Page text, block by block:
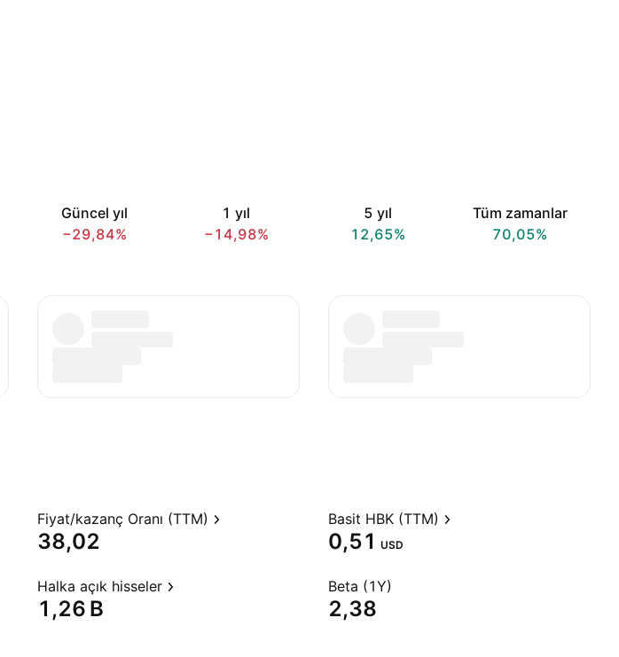
Güncel yıl
−29,84%
1 yıl
−14,98%
5 yıl
12,65%
Tüm zamanlar
70,05%
Fiyat/kazanç Oranı (TTM)
38,02
Basit HBK (TTM)
0,51 USD
Halka açık hisseler
‪1,26 B‬
Beta (1Y)
2,38